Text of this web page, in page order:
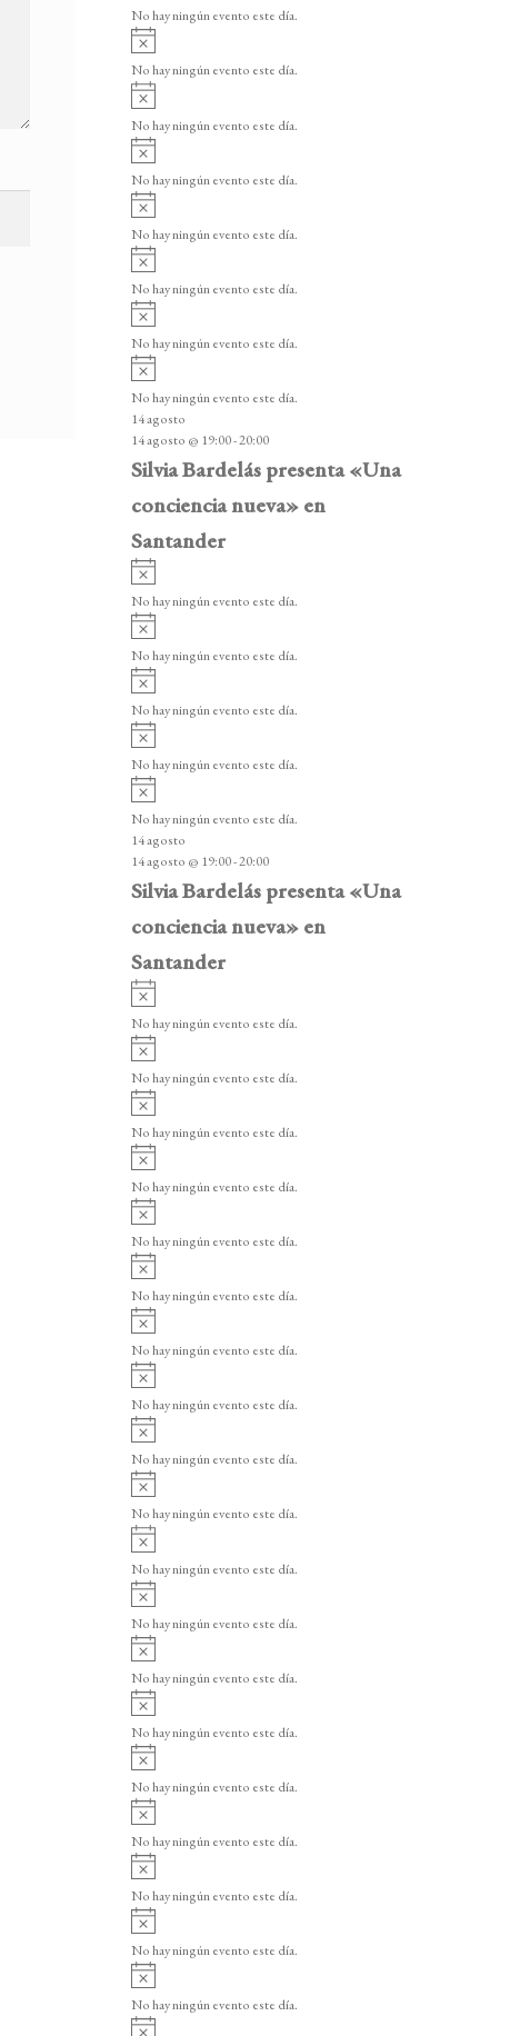
e
n
t
o
s
o
i
o
No hay ningún evento este día.
v
i
o
No hay ningún evento este día.
A
v
i
o
No hay ningún evento este día.
A
v
i
o
No hay ningún evento este día.
v
i
o
No hay ningún evento este día.
v
i
o
No hay ningún evento este día.
v
i
o
No hay ningún evento este día.
v
i
s
o
No hay ningún evento este día.
14 agosto
14 agosto @ 19:00-20:00
Silvia Bardelás presenta «Una
conciencia nueva» en
Santander
v
i
o
No hay ningún evento este día.
v
i
o
No hay ningún evento este día.
v
i
o
No hay ningún evento este día.
v
i
o
No hay ningún evento este día.
v
i
s
o
No hay ningún evento este día.
14 agosto
14 agosto @ 19:00-20:00
Silvia Bardelás presenta «Una
conciencia nueva» en
Santander
A
v
i
o
No hay ningún evento este día.
A
v
i
o
No hay ningún evento este día.
v
i
o
No hay ningún evento este día.
v
i
o
No hay ningún evento este día.
v
i
o
No hay ningún evento este día.
v
i
o
No hay ningún evento este día.
v
i
o
No hay ningún evento este día.
v
i
o
No hay ningún evento este día.
v
i
o
No hay ningún evento este día.
v
i
o
No hay ningún evento este día.
A
v
i
o
No hay ningún evento este día.
A
v
i
o
No hay ningún evento este día.
A
v
i
o
No hay ningún evento este día.
v
i
o
No hay ningún evento este día.
v
i
o
No hay ningún evento este día.
v
i
o
No hay ningún evento este día.
v
i
o
No hay ningún evento este día.
v
i
o
No hay ningún evento este día.
v
i
No hay ningún evento este día.